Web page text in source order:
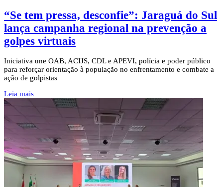
“Se tem pressa, desconfie”: Jaraguá do Sul
lança campanha regional na prevenção a
golpes virtuais
Iniciativa une OAB, ACIJS, CDL e APEVI, polícia e poder público
para reforçar orientação à população no enfrentamento e combate a
ação de golpistas
Leia mais